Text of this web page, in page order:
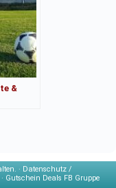
&
· Datenschutz /
· Gutschein Deals FB Gruppe